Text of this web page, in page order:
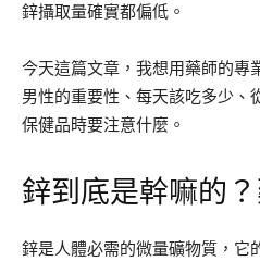
鋅攝取量確實都偏低。
今天這篇文章，我想用藥師的專
男性的重要性、每天該吃多少、
保健品時要注意什麼。
鋅到底是幹嘛的
鋅是人體必需的微量礦物質，它